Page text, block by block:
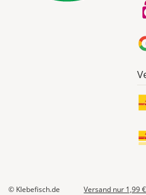
© Klebefisch.de Versand nur 1,99 €